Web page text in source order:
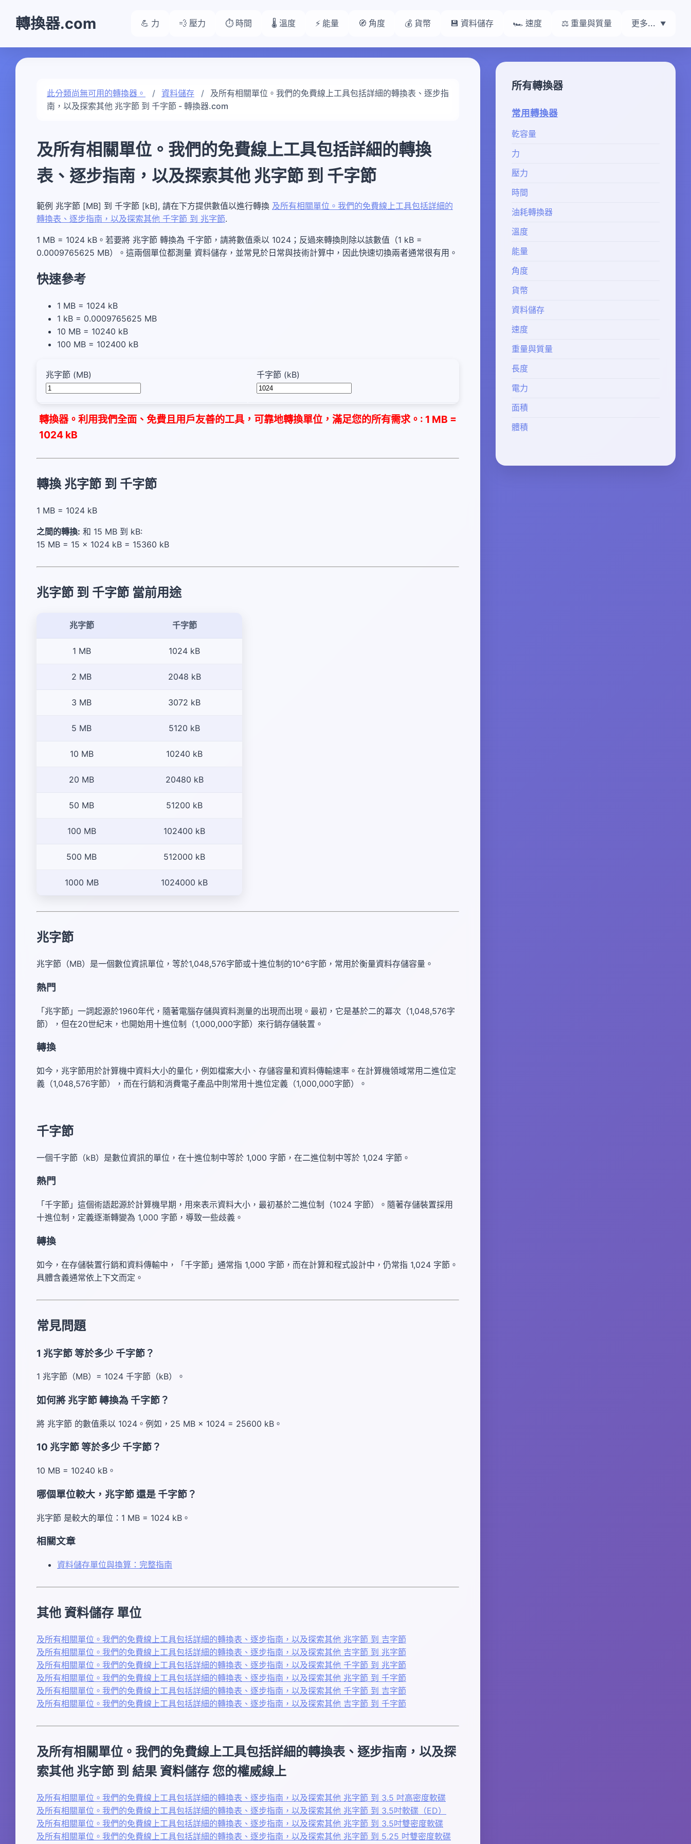
轉換器.com 💪 力 💨 壓力 ⏱️ 時間 🌡️ 溫度 ⚡ 能量 🧭 角度 💰 貨幣 💾 資料儲存 🏎️ 速度 ⚖️ 重量與質量 更多...
此分類尚無可用的轉換器。 資料儲存
及所有相關單位。我們的免費線上工具包括詳細的轉換表、逐步指
南，以及探索其他 兆字節 到 千字節 - 轉換器.com
及所有相關單位。我們的免費線上工具包括詳細的轉換
表、逐步指南，以及探索其他 兆字節 到 千字節
範例 兆字節 [MB] 到 千字節 [kB], 請在下方提供數值以進行轉換 及所有相關單位。我們的免費線上工具包括詳細的
轉換表、逐步指南，以及探索其他 千字節 到 兆字節.
1 MB = 1024 kB。若要將 兆字節 轉換為 千字節，請將數值乘以 1024；反過來轉換則除以該數值（1 kB =
0.0009765625 MB）。這兩個單位都測量 資料儲存，並常見於日常與技術計算中，因此快速切換兩者通常很有用。
快速參考
1 MB = 1024 kB
1 kB = 0.0009765625 MB
10 MB = 10240 kB
100 MB = 102400 kB
兆字節 (MB) 千字節 (kB)
轉換器。利用我們全面、免費且用戶友善的工具，可靠地轉換單位，滿足您的所有需求。: 1 MB =
1024 kB
轉換 兆字節 到 千字節
1 MB = 1024 kB
之間的轉換: 和 15 MB 到 kB:
15 MB = 15 × 1024 kB = 15360 kB
兆字節 到 千字節 當前用途
兆字節 千字節
1 MB 1024 kB
2 MB 2048 kB
3 MB 3072 kB
5 MB 5120 kB
10 MB 10240 kB
20 MB 20480 kB
50 MB 51200 kB
100 MB 102400 kB
500 MB 512000 kB
1000 MB 1024000 kB
兆字節
兆字節（MB）是一個數位資訊單位，等於1,048,576字節或十進位制的10^6字節，常用於衡量資料存儲容量。
熱門
「兆字節」一詞起源於1960年代，隨著電腦存儲與資料測量的出現而出現。最初，它是基於二的冪次（1,048,576字
節），但在20世紀末，也開始用十進位制（1,000,000字節）來行銷存儲裝置。
轉換
如今，兆字節用於計算機中資料大小的量化，例如檔案大小、存儲容量和資料傳輸速率。在計算機領域常用二進位定
義（1,048,576字節），而在行銷和消費電子產品中則常用十進位定義（1,000,000字節）。
千字節
一個千字節（kB）是數位資訊的單位，在十進位制中等於 1,000 字節，在二進位制中等於 1,024 字節。
熱門
「千字節」這個術語起源於計算機早期，用來表示資料大小，最初基於二進位制（1024 字節）。隨著存儲裝置採用
十進位制，定義逐漸轉變為 1,000 字節，導致一些歧義。
轉換
如今，在存儲裝置行銷和資料傳輸中，「千字節」通常指 1,000 字節，而在計算和程式設計中，仍常指 1,024 字節。
具體含義通常依上下文而定。
常見問題
1 兆字節 等於多少 千字節？
1 兆字節（MB）= 1024 千字節（kB）。
如何將 兆字節 轉換為 千字節？
將 兆字節 的數值乘以 1024。例如，25 MB × 1024 = 25600 kB。
10 兆字節 等於多少 千字節？
10 MB = 10240 kB。
哪個單位較大，兆字節 還是 千字節？
兆字節 是較大的單位：1 MB = 1024 kB。
相關文章
資料儲存單位與換算：完整指南
其他 資料儲存 單位
及所有相關單位。我們的免費線上工具包括詳細的轉換表、逐步指南，以及探索其他 兆字節 到 吉字節
及所有相關單位。我們的免費線上工具包括詳細的轉換表、逐步指南，以及探索其他 吉字節 到 兆字節
及所有相關單位。我們的免費線上工具包括詳細的轉換表、逐步指南，以及探索其他 千字節 到 兆字節
及所有相關單位。我們的免費線上工具包括詳細的轉換表、逐步指南，以及探索其他 兆字節 到 千字節
及所有相關單位。我們的免費線上工具包括詳細的轉換表、逐步指南，以及探索其他 千字節 到 吉字節
及所有相關單位。我們的免費線上工具包括詳細的轉換表、逐步指南，以及探索其他 吉字節 到 千字節
及所有相關單位。我們的免費線上工具包括詳細的轉換表、逐步指南，以及探
索其他 兆字節 到 結果 資料儲存 您的權威線上
及所有相關單位。我們的免費線上工具包括詳細的轉換表、逐步指南，以及探索其他 兆字節 到 3.5 吋高密度軟碟
及所有相關單位。我們的免費線上工具包括詳細的轉換表、逐步指南，以及探索其他 兆字節 到 3.5吋軟碟（ED）
及所有相關單位。我們的免費線上工具包括詳細的轉換表、逐步指南，以及探索其他 兆字節 到 3.5吋雙密度軟碟
及所有相關單位。我們的免費線上工具包括詳細的轉換表、逐步指南，以及探索其他 兆字節 到 5.25 吋雙密度軟碟
所有轉換器
常用轉換器
乾容量
力
壓力
時間
油耗轉換器
溫度
能量
角度
貨幣
資料儲存
速度
重量與質量
長度
電力
面積
體積